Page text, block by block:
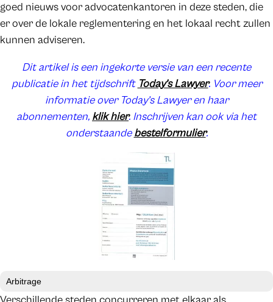
goed nieuws voor advocatenkantoren in deze steden, die
er over de lokale reglementering en het lokaal recht zullen
kunnen adviseren.
Dit artikel is een ingekorte versie van een recente
publicatie in het tijdschrift Today’s Lawyer. Voor meer
informatie over Today’s Lawyer en haar
abonnementen, klik hier. Inschrijven kan ook via het
onderstaandebestelformulier.
Arbitrage